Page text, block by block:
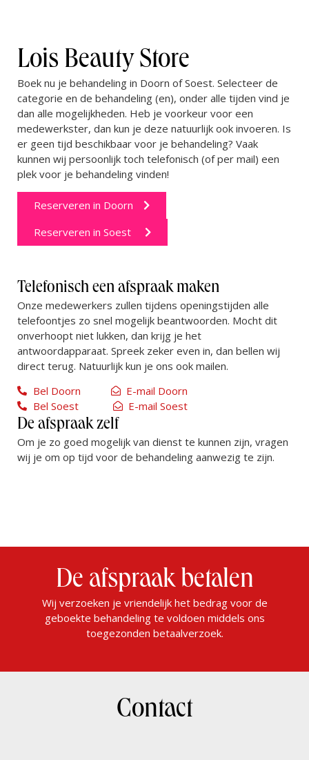
Lois Beauty Store
Boek nu je behandeling in Doorn of Soest. Selecteer de
categorie en de behandeling (en), onder alle tijden vind je
dan alle mogelijkheden. Heb je voorkeur voor een
medewerkster, dan kun je deze natuurlijk ook invoeren. Is
er geen tijd beschikbaar voor je behandeling? Vaak
kunnen wij persoonlijk toch telefonisch (of per mail) een
plek voor je behandeling vinden!
Reserveren in Doorn
Reserveren in Soest
Telefonisch een afspraak maken
Onze medewerkers zullen tijdens openingstijden alle
telefoontjes zo snel mogelijk beantwoorden. Mocht dit
onverhoopt niet lukken, dan krijg je het
antwoordapparaat. Spreek zeker even in, dan bellen wij
direct terug. Natuurlijk kun je ons ook mailen.
Bel Doorn
E-mail Doorn
Bel Soest
E-mail Soest
De afspraak zelf
Om je zo goed mogelijk van dienst te kunnen zijn, vragen
wij je om op tijd voor de behandeling aanwezig te zijn.
De afspraak betalen
Wij verzoeken je vriendelijk het bedrag voor de
geboekte behandeling te voldoen middels ons
toegezonden betaalverzoek.
Contact